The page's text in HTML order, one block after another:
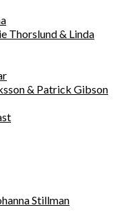
Thorslund & Linda
& Patrick Gibson
Stillman